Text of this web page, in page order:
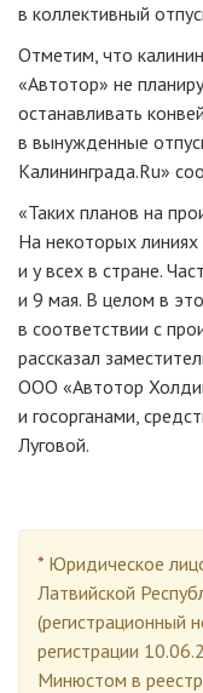
в коллективный
Отметим, что
«Автотор» не
останавливать
в вынужденные
Калининграда.Ru»
«Таких планов на
На некоторых
и у всех в стране.
и 9 мая. В целом в
в соответствии с
рассказал
ООО «Автотор
и госорганами,
Луговой.
* Юридическое
Латвийской
(регистрационный
регистрации
Минюстом в